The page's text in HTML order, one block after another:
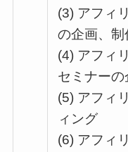
(3) アフィ
の企画、
(4) アフィ
セミナー
(5) アフィ
ィング
(6) アフィ